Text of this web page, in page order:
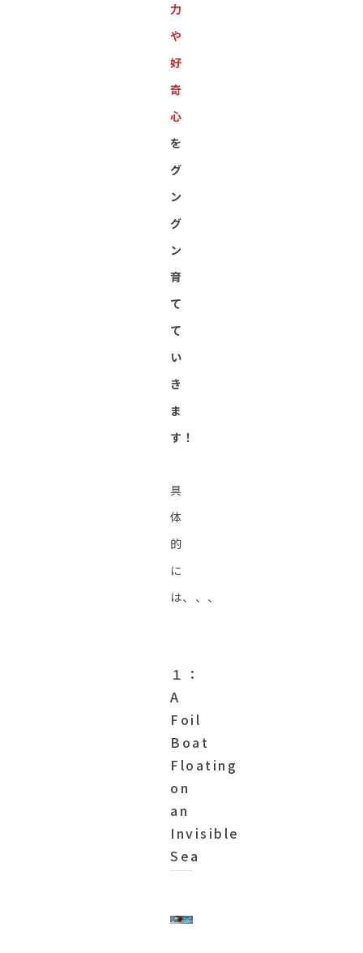
力
や
好
奇
心
を
グ
ン
グ
ン
育
て
て
い
き
ま
す！
具
体
的
に
は、、、
１：
A
Foil
Boat
Floating
on
an
Invisible
Sea